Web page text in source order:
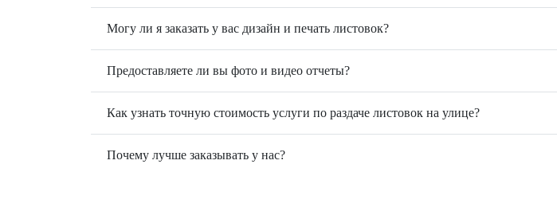
Могу ли я заказать у вас дизайн и печать листовок?
Предоставляете ли вы фото и видео отчеты?
Как узнать точную стоимость услуги по раздаче листовок на улице?
Почему лучше заказывать у нас?